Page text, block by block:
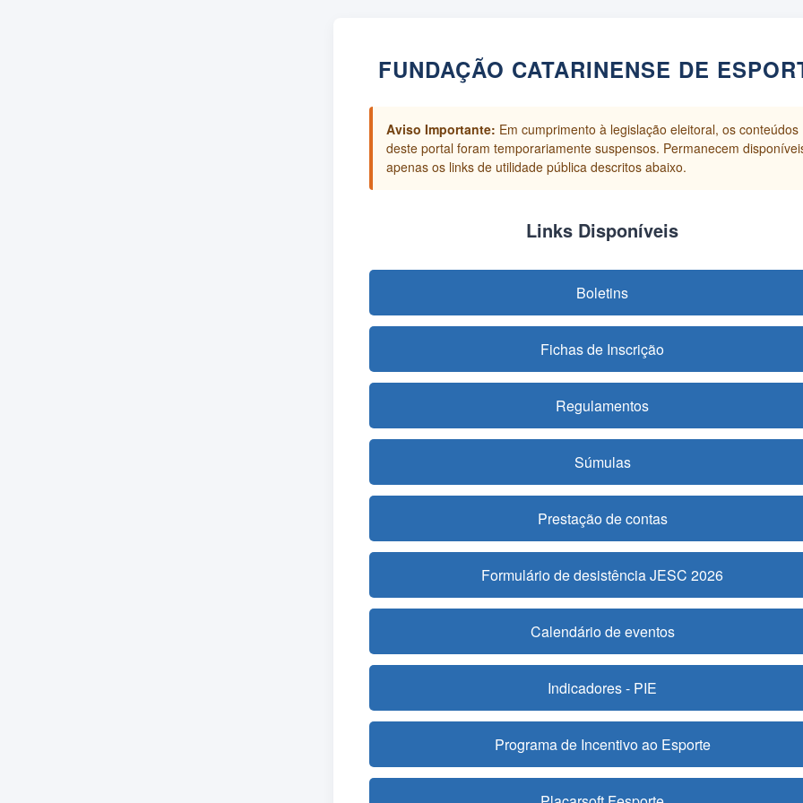
FUNDAÇÃO CATARINENSE DE
Aviso Importante: Em cumprimento à legislação eleitoral, os conteúdos
deste portal foram temporariamente suspensos. Permanecem
apenas os links de utilidade pública descritos abaixo.
Links Disponíveis
Boletins
Fichas de Inscrição
Regulamentos
Súmulas
Prestação de contas
Formulário de desistência JESC 2026
Calendário de eventos
Indicadores - PIE
Programa de Incentivo ao Esporte